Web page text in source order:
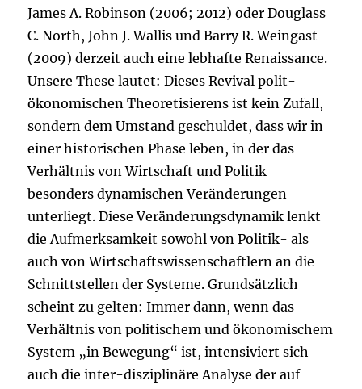
James A. Robinson (2006; 2012) oder Douglass
C. North, John J. Wallis und Barry R. Weingast
(2009) derzeit auch eine lebhafte Renaissance.
Unsere These lautet: Dieses Revival polit-
ökonomischen Theoretisierens ist kein Zufall,
sondern dem Umstand geschuldet, dass wir in
einer historischen Phase leben, in der das
Verhältnis von Wirtschaft und Politik
besonders dynamischen Veränderungen
unterliegt. Diese Veränderungsdynamik lenkt
die Aufmerksamkeit sowohl von Politik- als
auch von Wirtschaftswissenschaftlern an die
Schnittstellen der Systeme. Grundsätzlich
scheint zu gelten: Immer dann, wenn das
Verhältnis von politischem und ökonomischem
System „in Bewegung“ ist, intensiviert sich
auch die inter-disziplinäre Analyse der auf